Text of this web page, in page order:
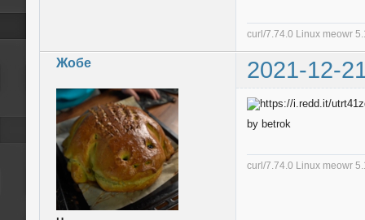
curl/7.74.0 Linux meowr
Жобе 2021-12-
by betrok
curl/7.74.0 Linux meowr